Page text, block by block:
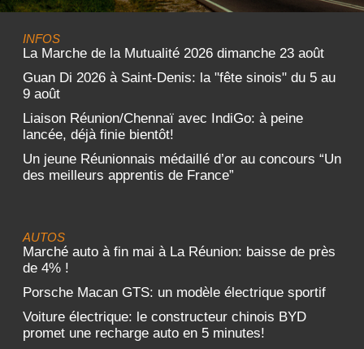
INFOS
La Marche de la Mutualité 2026 dimanche 23 août
Guan Di 2026 à Saint-Denis: la "fête sinois" du 5 au
9 août
Liaison Réunion/Chennaï avec IndiGo: à peine
lancée, déjà finie bientôt!
Un jeune Réunionnais médaillé d’or au concours “Un
des meilleurs apprentis de France”
AUTOS
Marché auto à fin mai à La Réunion: baisse de près
de 4% !
Porsche Macan GTS: un modèle électrique sportif
Voiture électrique: le constructeur chinois BYD
promet une recharge auto en 5 minutes!